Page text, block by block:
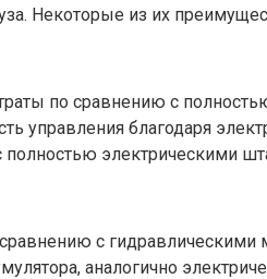
Некоторые из их
по сравнению с
управления благодаря
электрическими
с гидравлическими
аналогично